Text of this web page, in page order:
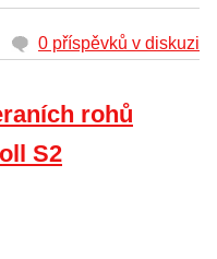
0 příspěvků v diskuzi
rohů
S2